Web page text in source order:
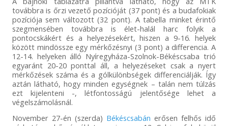
továbbra is őrzi vezető pozícióját (37 pont) és a budafokiak
pozíciója sem változott (32 pont). A tabella minket érintő
szegmensében továbbra is élet-halál harc folyik a
pontocskákért és a helyezésekért, hiszen a 9-16. helyek
között mindössze egy mérkőzésnyi (3 pont) a differencia. A
12-14. helyeken álló Nyíregyháza-Szolnok-Békéscsaba trió
egyaránt 20-20 ponttal áll, a helyezéseket csak a nyert
mérkőzések száma és a gólkülönbségek differenciálják. Így
aztán látható, hogy minden egységnek – talán nem túlzás
ezt kijelenteni -, létfontosságú jelentősége lehet a
végelszámolásnál.
November 27-én (szerda) Békéscsabán erősen felhős idő